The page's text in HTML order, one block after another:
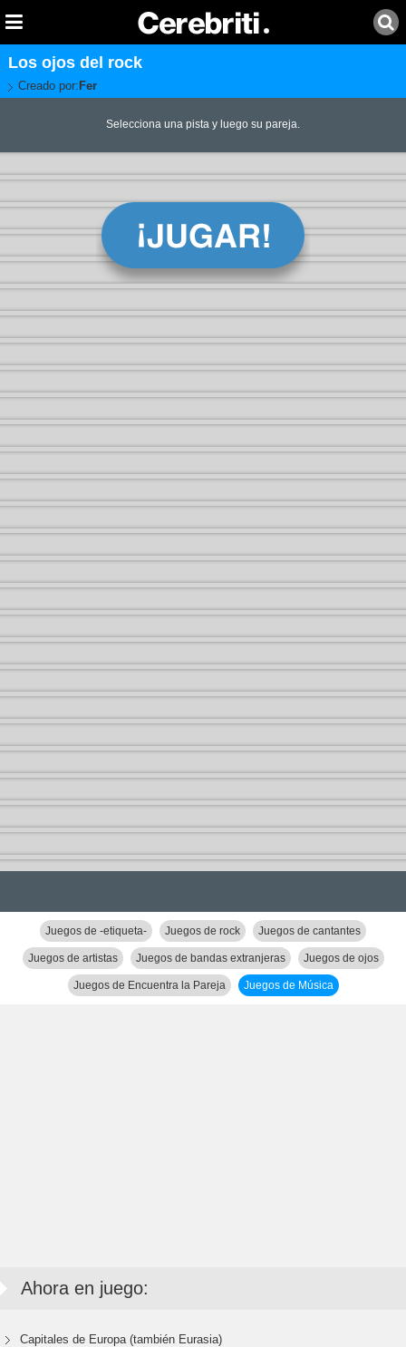
Los ojos del rock
Creado por: Fer
Selecciona una pista y luego su pareja.
Juegos de -etiqueta- Juegos de rock Juegos de cantantes
Juegos de artistas Juegos de bandas extranjeras Juegos de ojos
Juegos de Encuentra la Pareja Juegos de Música
Ahora en juego:
Capitales de Europa (también Eurasia)